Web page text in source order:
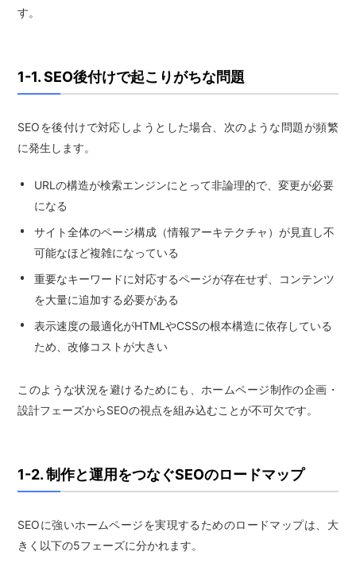
す。
1-1. SEO後付けで起こりがちな問題
SEOを後付けで対応しようとした場合、次のような問題が頻繁
に発生します。
URLの構造が検索エンジンにとって非論理的で、変更が必要
になる
サイト全体のページ構成（情報アーキテクチャ）が見直し不
可能なほど複雑になっている
重要なキーワードに対応するページが存在せず、コンテンツ
を大量に追加する必要がある
表示速度の最適化がHTMLやCSSの根本構造に依存している
ため、改修コストが大きい
このような状況を避けるためにも、ホームページ制作の企画・
設計フェーズからSEOの視点を組み込むことが不可欠です。
1-2. 制作と運用をつなぐSEOのロードマップ
SEOに強いホームページを実現するためのロードマップは、大
きく以下の5フェーズに分かれます。